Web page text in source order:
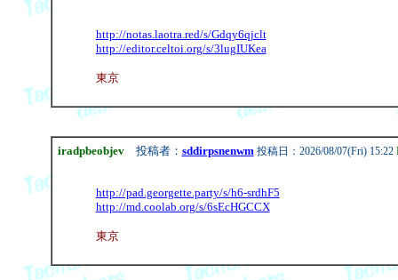
http://notas.laotra.red/s/Gdqy6qjclt
http://editor.celtoi.org/s/3lugIUKea
東京
iradpbeobjev投稿者： sddirpsnenwm 投稿日：2026/08/07(Fri) 15:22
http://pad.georgette.party/s/h6-srdhF5
http://md.coolab.org/s/6sEcHGCCX
東京